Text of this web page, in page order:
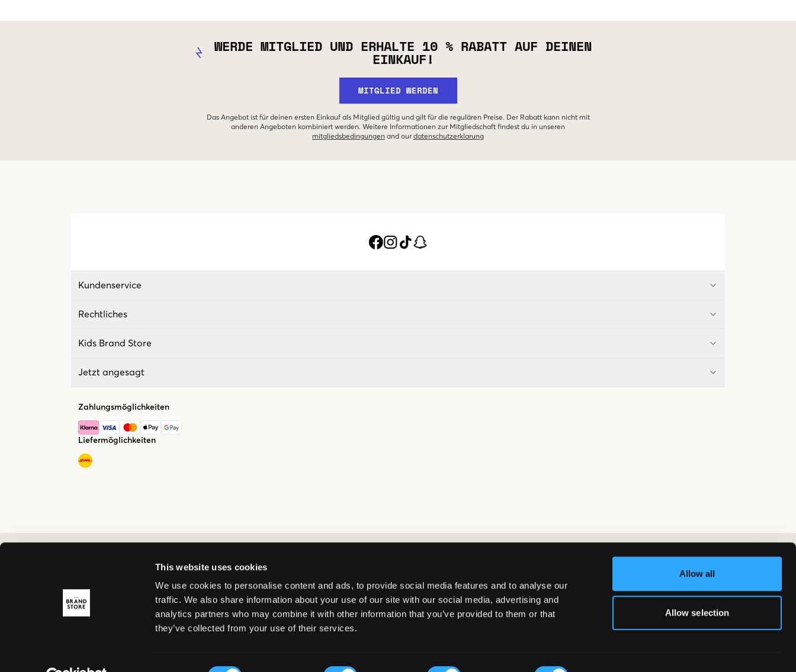
This website uses cookies
We use cookies to personalise content and ads, to provide social media features and to analyse our
traffic. We also share information about your use of our site with our social media, advertising and
analytics partners who may combine it with other information that you’ve provided to them or that
they’ve collected from your use of their services.
Allow all
Allow selection
WERDE MITGLIED UND ERHALTE 10 % RABATT AUF DEINEN
EINKAUF!
MITGLIED WERDEN
Das Angebot ist für deinen ersten Einkauf als Mitglied gültig und gilt für die regulären Preise. Der Rabatt kann nicht mit
anderen Angeboten kombiniert werden. Weitere Informationen zur Mitgliedschaft findest du in unseren
mitgliedsbedingungen and our datenschutzerklarung
Kundenservice
Rechtliches
Kids Brand Store
Jetzt angesagt
Zahlungsmöglichkeiten
Liefermöglichkeiten